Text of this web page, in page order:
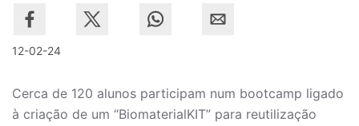
12-02-24
Cerca de 120 alunos participam num bootcamp ligado
à criação de um “BiomaterialKIT” para reutilização